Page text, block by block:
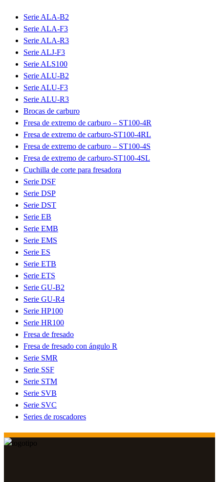
Serie ALA-B2
Serie ALA-F3
Serie ALA-R3
Serie ALJ-F3
Serie ALS100
Serie ALU-B2
Serie ALU-F3
Serie ALU-R3
Brocas de carburo
Fresa de extremo de carburo – ST100-4R
Fresa de extremo de carburo-ST100-4RL
Fresa de extremo de carburo – ST100-4S
Fresa de extremo de carburo-ST100-4SL
Cuchilla de corte para fresadora
Serie DSF
Serie DSP
Serie DST
Serie EB
Serie EMB
Serie EMS
Serie ES
Serie ETB
Serie ETS
Serie GU-B2
Serie GU-R4
Serie HP100
Serie HR100
Fresa de fresado
Fresa de fresado con ángulo R
Serie SMR
Serie SSF
Serie STM
Serie SVB
Serie SVC
Series de roscadores